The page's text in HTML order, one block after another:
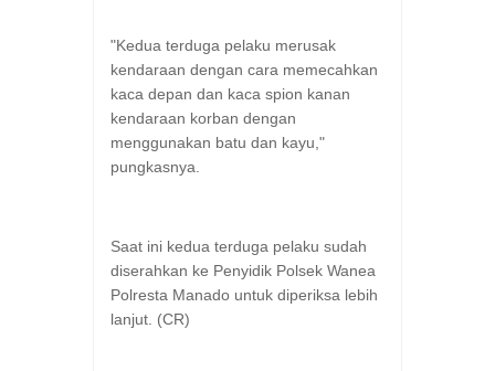
"Kedua terduga pelaku merusak
kendaraan dengan cara memecahkan
kaca depan dan kaca spion kanan
kendaraan korban dengan
menggunakan batu dan kayu,"
pungkasnya.
Saat ini kedua terduga pelaku sudah
diserahkan ke Penyidik Polsek Wanea
Polresta Manado untuk diperiksa lebih
lanjut. (CR)